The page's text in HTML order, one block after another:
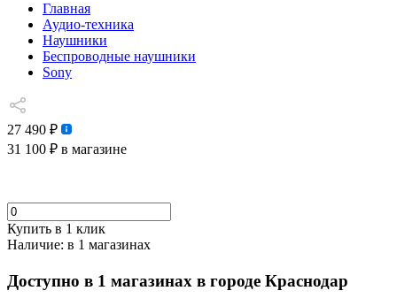
Главная
Аудио-техника
Наушники
Беспроводные наушники
Sony
27 490 ₽
31 100 ₽ в магазине
Купить в 1 клик
Наличие: в 1 магазинах
Доступно в 1 магазинах в городе Краснодар